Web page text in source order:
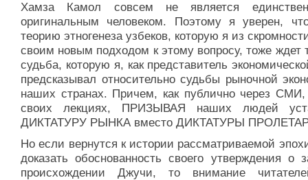
Хамза Камол совсем не является
оригинальным человеком. Поэтому я уверен,
теорию этногенеза узбеков, которую я из
своим новым подходом к этому вопросу, тоже ждет
судьба, которую я, как представитель
предсказывал относительно судьбы рыночной
наших странах. Причем, как публично через
своих лекциях, ПРИЗЫВАЯ наших людей
ДИКТАТУРУ РЫНКА вместо ДИКТАТУРЫ
Но если вернутся к истории рассматриваемой
доказать обоснованность своего утверждения о
происхождении Джучи, то внимание